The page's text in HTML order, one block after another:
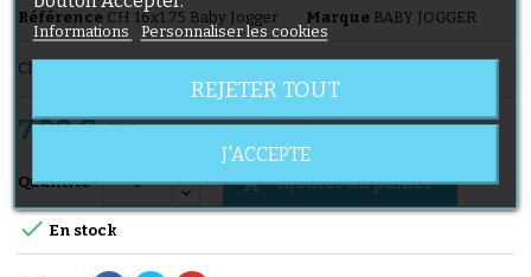
Référence CH 16x1.75 Baby Jogger Marque BABY JOGGER
Chambre à air 16x1.75 Baby Jogger Summit
7,90 € TTC
Quantité  Ajouter au panier
 En stock
Informations Personnaliser les cookies
REJETER TOUT
J'ACCEPTE